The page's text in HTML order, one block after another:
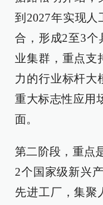
到2027年实现
合，形成2至3个
业集群，重点支
力的行业标杆大
重大标志性应用
面。
第二阶段，重点
2个国家级新兴
先进工厂，集聚